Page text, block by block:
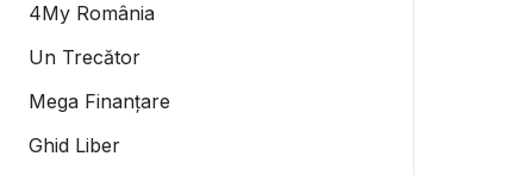
4My România
Un Trecător
Mega Finanțare
Ghid Liber